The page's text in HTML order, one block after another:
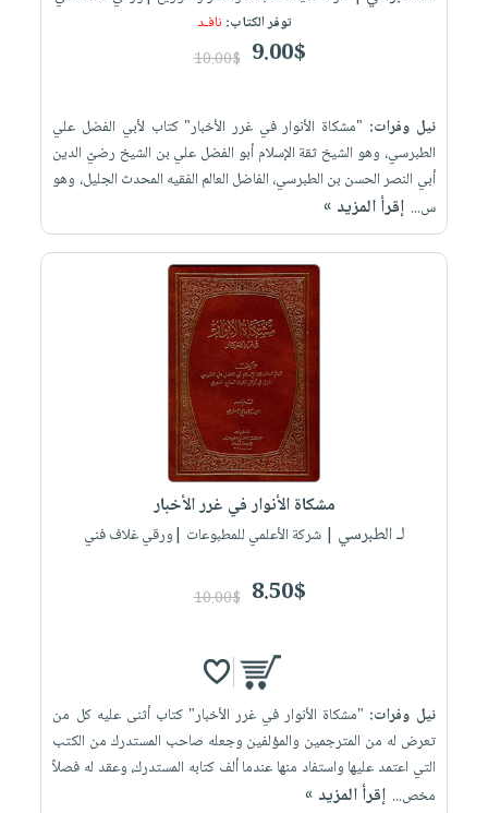
توفر الكتاب: نافـد
9.00$
10.00$
نيل وفرات: "مشكاة الأنوار في غرر الأخبار" كتاب لأبي الفضل علي
الطبرسي، وهو الشيخ ثقة الإسلام أبو الفضل علي بن الشيخ رضيّ الدين
أبي النصر الحسن بن الطبرسي، الفاضل العالم الفقيه المحدث الجليل، وهو
س... إقرأ المزيد »
مشكاة الأنوار في غرر الأخبار
لـ الطبرسي | شركة الأعلمي للمطبوعات |ورقي غلاف فني
8.50$
10.00$
نيل وفرات: "مشكاة الأنوار في غرر الأخبار" كتاب أثنى عليه كل من
تعرض له من المترجمين والمؤلفين وجعله صاحب المستدرك من الكتب
التي اعتمد عليها واستفاد منها عندما ألف كتابه المستدرك، وعقد له فصلاً
مخص... إقرأ المزيد »